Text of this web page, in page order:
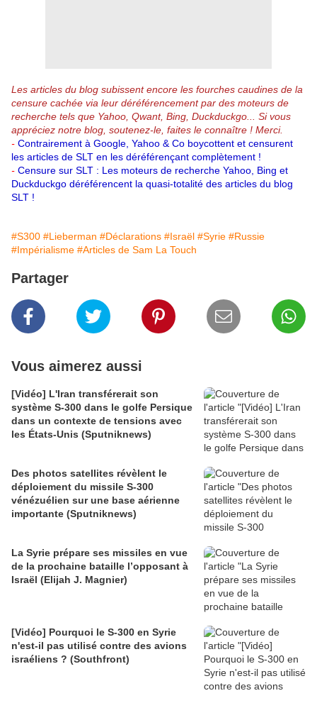
Les articles du blog subissent encore les fourches caudines de la
censure cachée via leur déréférencement par des moteurs de
recherche tels que Yahoo, Qwant, Bing, Duckduckgo...
Si vous
appréciez notre blog, soutenez-le, faites le connaître ! Merci.
- Contrairement à Google, Yahoo & Co boycottent et censurent
les articles de SLT en les déréférençant complètement !
- Censure sur SLT : Les moteurs de recherche Yahoo, Bing et
Duckduckgo déréférencent la quasi-totalité des articles du blog
SLT !
#S300 #Lieberman #Déclarations #Israël #Syrie #Russie
#Impérialisme #Articles de Sam La Touch
Partager
Vous aimerez aussi
[Vidéo] L'Iran transférerait son
système S-300 dans le golfe Persique
dans un contexte de tensions avec
les États-Unis (Sputniknews)
Des photos satellites révèlent le
déploiement du missile S-300
vénézuélien sur une base aérienne
importante (Sputniknews)
La Syrie prépare ses missiles en vue
de la prochaine bataille l’opposant à
Israël (Elijah J. Magnier)
[Vidéo] Pourquoi le S-300 en Syrie
n'est-il pas utilisé contre des avions
israéliens ? (Southfront)